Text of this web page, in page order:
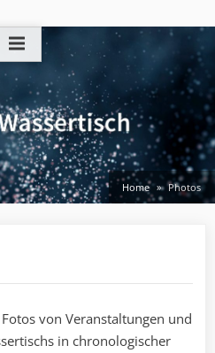
Home Photos
von Veranstaltungen und
in chronologischer